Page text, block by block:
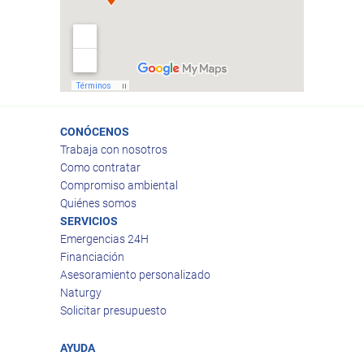
CONÓCENOS
Trabaja con nosotros
Como contratar
Compromiso ambiental
Quiénes somos
SERVICIOS
Emergencias 24H
Financiación
Asesoramiento personalizado
Naturgy
Solicitar presupuesto
AYUDA